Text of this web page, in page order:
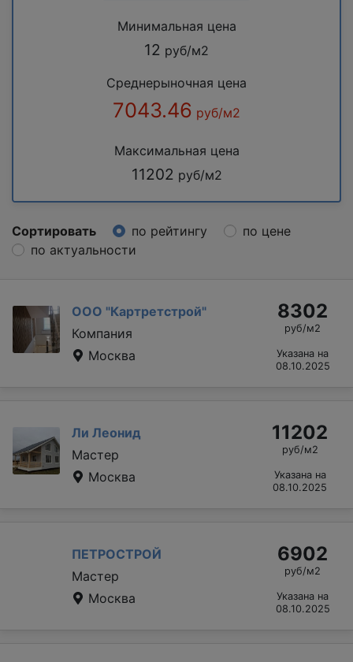
Минимальная цена
12 руб/м2
Среднерыночная цена
7043.46 руб/м2
Максимальная цена
11202 руб/м2
Сортировать по рейтингу
по цене
по актуальности
ООО "Картретстрой"
Компания
Москва
8302
руб/м2
Указана на
08.10.2025
Ли Леонид
Мастер
Москва
11202
руб/м2
Указана на
08.10.2025
ПЕТРОСТРОЙ
Мастер
Москва
6902
руб/м2
Указана на
08.10.2025